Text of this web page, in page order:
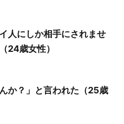
人にしか相手にされませ
24歳女性）
か？」と言われた（25歳